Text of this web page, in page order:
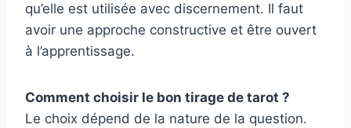
qu’elle est utilisée avec discernement. Il faut
avoir une approche constructive et être ouvert
à l’apprentissage.
Comment choisir le bon tirage de tarot ?
Le choix dépend de la nature de la question.